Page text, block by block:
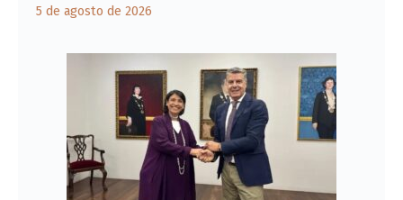
5 de agosto de 2026